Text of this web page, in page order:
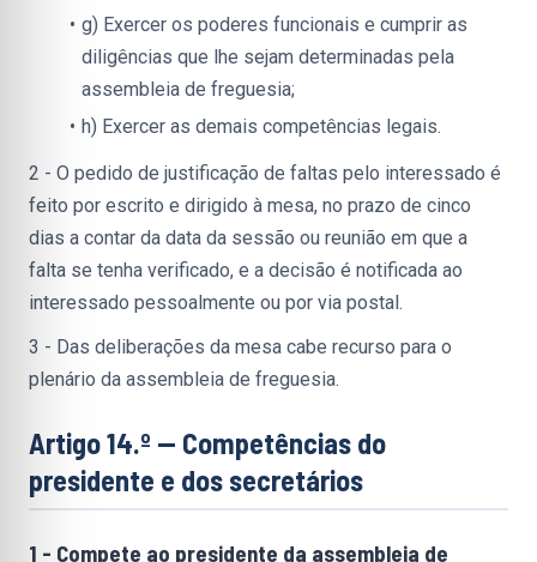
g) Exercer os poderes funcionais e cumprir as
diligências que lhe sejam determinadas pela
assembleia de freguesia;
h) Exercer as demais competências legais.
2 - O pedido de justificação de faltas pelo interessado é
feito por escrito e dirigido à mesa, no prazo de cinco
dias a contar da data da sessão ou reunião em que a
falta se tenha verificado, e a decisão é notificada ao
interessado pessoalmente ou por via postal.
3 - Das deliberações da mesa cabe recurso para o
plenário da assembleia de freguesia.
Artigo 14.º — Competências do
presidente e dos secretários
1 - Compete ao presidente da assembleia de